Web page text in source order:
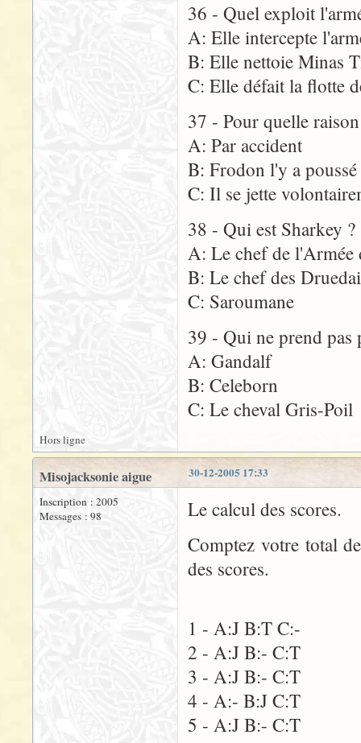
36 - Quel exploit
A: Elle intercepte
B: Elle nettoie Minas
C: Elle défait la flotte
37 - Pour quelle
A: Par accident
B: Frodon l'y a poussé
C: Il se jette
38 - Qui est Sharkey ?
A: Le chef de l'Armée
B: Le chef des
C: Saroumane
39 - Qui ne prend pas
A: Gandalf
B: Celeborn
C: Le cheval Gris-Poil
Hors ligne
30-12-2005 17:33
Misojacksonie aigue
Inscription : 2005
Messages : 98
Le calcul des scores.
Comptez votre total
des scores.
1 - A:J B:T C:-
2 - A:J B:- C:T
3 - A:J B:- C:T
4 - A:- B:J C:T
5 - A:J B:- C:T